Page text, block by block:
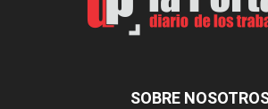
SOBRE